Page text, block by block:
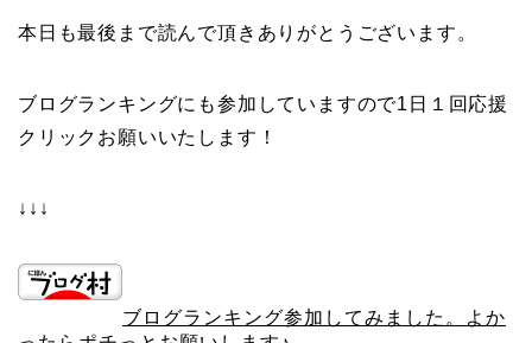
本日も最後まで読んで頂きありがとうございます。
ブログランキングにも参加していますので1日１回応援
クリックお願いいたします！
↓↓↓
ブログランキング参加してみました。よか